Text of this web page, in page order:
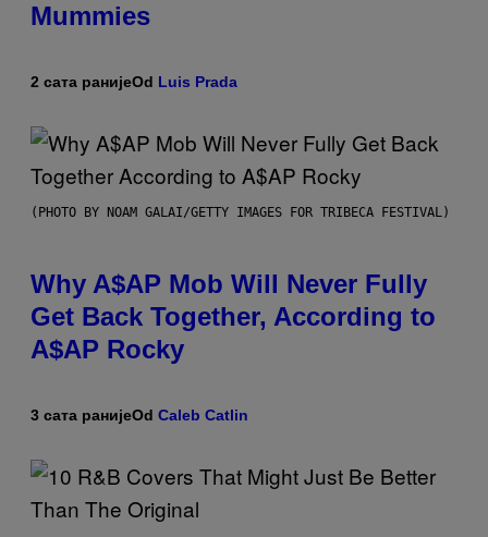
Mummies
2 сата ранијеOd Luis Prada
(PHOTO BY NOAM GALAI/GETTY IMAGES FOR TRIBECA FESTIVAL)
Why A$AP Mob Will Never Fully
Get Back Together, According to
A$AP Rocky
3 сата ранијеOd Caleb Catlin